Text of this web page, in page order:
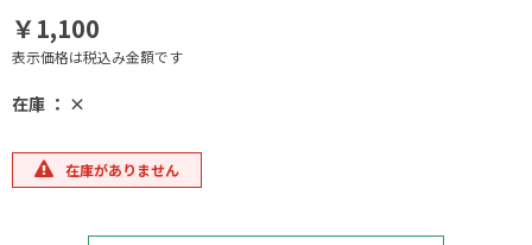
￥1,100
表示価格は税込み金額です
在庫 ： ×
在庫がありません